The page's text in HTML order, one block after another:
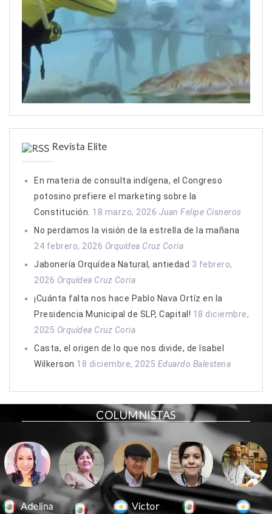
Revista Elite
En materia de consulta indígena, el Congreso
potosino prefiere el marketing sobre la
Constitución. 18 marzo, 2026 Juan Felipe Cisneros
No perdamos la visión de la estrella de la mañana
24 febrero, 2026 Orquídea Cruz Coria
Jabonería Orquídea Natural, antiedad 3 febrero,
2026 Orquídea Cruz Coria
¡Cuánta falta nos hace Pablo Nava Ortíz en la
Presidencia Municipal de SLP, Capital! 18 diciembre,
2025 Orquídea Cruz Coria
Casta, el origen de lo que nos divide, de Isabel
Wilkerson 18 diciembre, 2025 Eduardo Balestena
COLUMNISTAS
Adelina
Victor